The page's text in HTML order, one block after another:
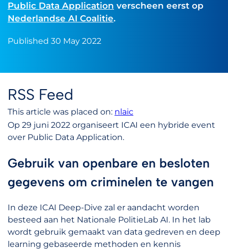
Public Data Application verscheen eerst op
Nederlandse AI Coalitie.
Published 30 May 2022
RSS Feed
This article was placed on: nlaic
Op 29 juni 2022 organiseert ICAI een hybride event
over Public Data Application.
Gebruik van openbare en besloten
gegevens om criminelen te vangen
In deze ICAI Deep-Dive zal er aandacht worden
besteed aan het Nationale PolitieLab AI. In het lab
wordt gebruik gemaakt van data gedreven en deep
learning gebaseerde methoden en kennis